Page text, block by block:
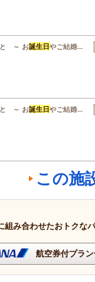
～ お誕生日やご結婚…
～ お誕生日やご結婚…
この施
組み合わせたおトクな
航空券付プラ